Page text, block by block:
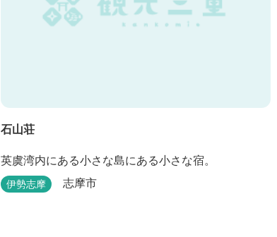
石山荘
英虞湾内にある小さな島にある小さな宿。
伊勢志摩 志摩市